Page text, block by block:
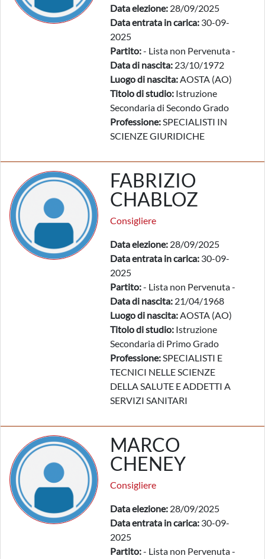
Data elezione: 28/09/2025
Data entrata in carica: 30-09-
2025
Partito:- Lista non Pervenuta -
Data di nascita: 23/10/1972
Luogo di nascita:AOSTA (AO)
Titolo di studio: Istruzione
Secondaria di Secondo Grado
Professione:SPECIALISTI IN
SCIENZE GIURIDICHE
FABRIZIO
CHABLOZ
Consigliere
Data elezione: 28/09/2025
Data entrata in carica: 30-09-
2025
Partito:- Lista non Pervenuta -
Data di nascita: 21/04/1968
Luogo di nascita:AOSTA (AO)
Titolo di studio: Istruzione
Secondaria di Primo Grado
Professione:SPECIALISTI E
TECNICI NELLE SCIENZE
DELLA SALUTE E ADDETTI A
SERVIZI SANITARI
MARCO
CHENEY
Consigliere
Data elezione: 28/09/2025
Data entrata in carica: 30-09-
2025
Partito:- Lista non Pervenuta -